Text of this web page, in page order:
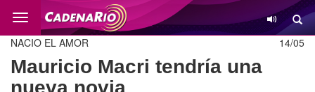
Cambio
14/05
NACIO EL AMOR
Mauricio Macri tendría una
nueva novia